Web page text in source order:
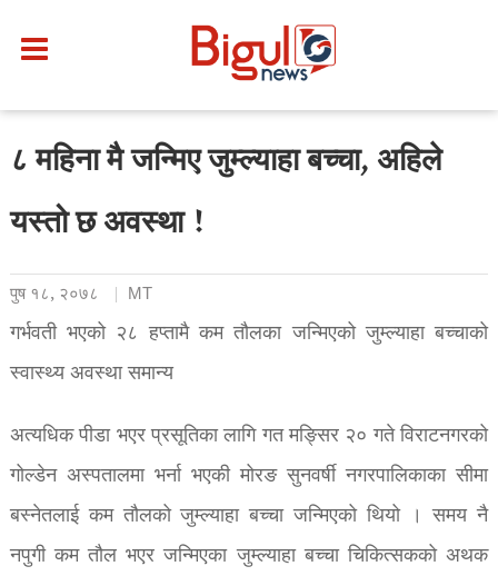
८ महिना मै जन्मिए जुम्ल्याहा बच्चा, अहिले
यस्तो छ अवस्था !
पुष १८, २०७८ MT
गर्भवती भएको २८ हप्तामै कम तौलका जन्मिएको जुम्ल्याहा बच्चाको
स्वास्थ्य अवस्था समान्य
अत्यधिक पीडा भएर प्रसूतिका लागि गत मङ्सिर २० गते विराटनगरको
गोल्डेन अस्पतालमा भर्ना भएकी मोरङ सुनवर्षी नगरपालिकाका सीमा
बस्नेतलाई कम तौलको जुम्ल्याहा बच्चा जन्मिएको थियो । समय नै
नपुगी कम तौल भएर जन्मिएका जुम्ल्याहा बच्चा चिकित्सकको अथक